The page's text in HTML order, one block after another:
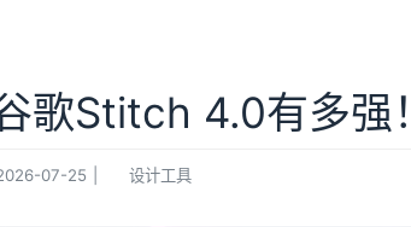
歌Stitch 4.0有多强！
07-25 设计工具